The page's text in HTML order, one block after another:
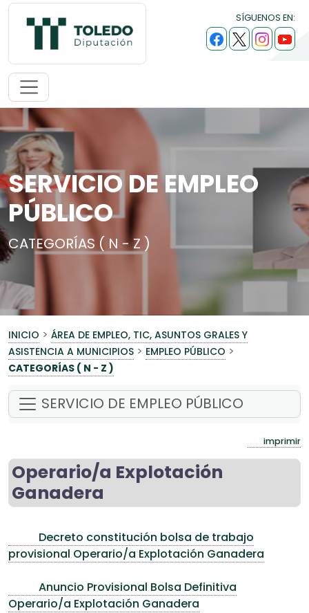
SÍGUENOS EN:
SERVICIO DE EMPLEO
PÚBLICO
CATEGORÍAS ( N - Z )
INICIO > ÁREA DE EMPLEO, TIC, ASUNTOS GRALES Y
ASISTENCIA A MUNICIPIOS > EMPLEO PÚBLICO >
CATEGORÍAS ( N - Z )
SERVICIO DE EMPLEO PÚBLICO
imprimir
Operario/a Explotación
Ganadera
Decreto constitución bolsa de trabajo
provisional Operario/a Explotación Ganadera
Anuncio Provisional Bolsa Definitiva
Operario/a Explotación Ganadera